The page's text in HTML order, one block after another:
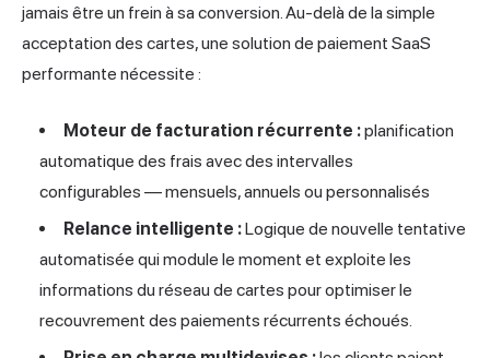
jamais être un frein à sa conversion. Au-delà de la simple
acceptation des cartes, une solution de paiement SaaS
performante nécessite :
Moteur de facturation récurrente :planification
automatique des frais avec des intervalles
configurables — mensuels, annuels ou personnalisés
Relance intelligente :Logique de nouvelle tentative
automatisée qui module le moment et exploite les
informations du réseau de cartes pour optimiser le
recouvrement des paiements récurrents échoués.